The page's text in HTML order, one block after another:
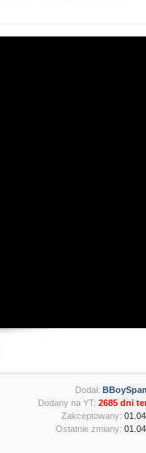
Dodał:
Dodany na YT: 2685 dni
Zakceptowany:
Ostatnie zmiany: